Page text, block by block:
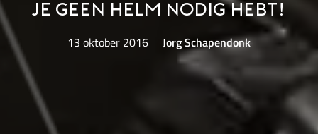
je geen helm nodig hebt!
13 oktober 2016 Jorg Schapendonk